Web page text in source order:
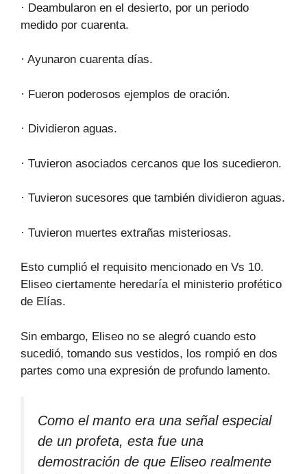
· Deambularon en el desierto, por un periodo
medido por cuarenta.
· Ayunaron cuarenta días.
· Fueron poderosos ejemplos de oración.
· Dividieron aguas.
· Tuvieron asociados cercanos que los sucedieron.
· Tuvieron sucesores que también dividieron aguas.
· Tuvieron muertes extrañas misteriosas.
Esto cumplió el requisito mencionado en Vs 10.
Eliseo ciertamente heredaría el ministerio profético
de Elías.
Sin embargo, Eliseo no se alegró cuando esto
sucedió, tomando sus vestidos, los rompió en dos
partes como una expresión de profundo lamento.
Como el manto era una señal especial
de un profeta, esta fue una
demostración de que Eliseo realmente